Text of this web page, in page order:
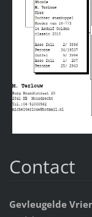
Contact
Gevleugelde